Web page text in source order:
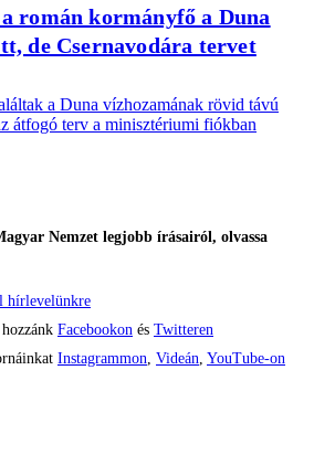
román kormányfő a Duna
de Csernavodára tervet
a Duna vízhozamának rövid távú
átfogó terv a minisztériumi fiókban
Nemzet legjobb írásairól, olvassa
hírlevelünkre
Facebookon és Twitteren
Instagrammon Videán YouTube-on